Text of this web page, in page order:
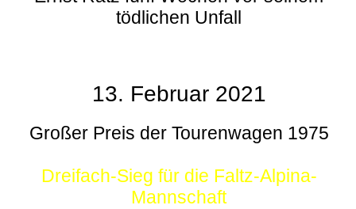
tödlichen Unfall
13. Februar 2021
Großer Preis der Tourenwagen 1975
Dreifach-Sieg für die Faltz-Alpina-
Mannschaft